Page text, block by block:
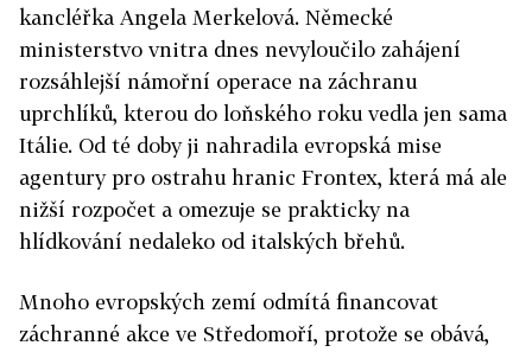
kancléřka Angela Merkelová. Německé
ministerstvo vnitra dnes nevyloučilo zahájení
rozsáhlejší námořní operace na záchranu
uprchlíků, kterou do loňského roku vedla jen sama
Itálie. Od té doby ji nahradila evropská mise
agentury pro ostrahu hranic Frontex, která má ale
nižší rozpočet a omezuje se prakticky na
hlídkování nedaleko od italských břehů.
Mnoho evropských zemí odmítá financovat
záchranné akce ve Středomoří, protože se obává,